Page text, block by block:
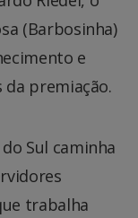
(Barbosinha)
e
da premiação.
Sul caminha
trabalha